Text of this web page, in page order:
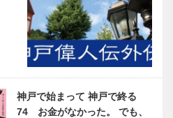
神戸で始まって 神戸で終る
74 お金がなかった。 でも、